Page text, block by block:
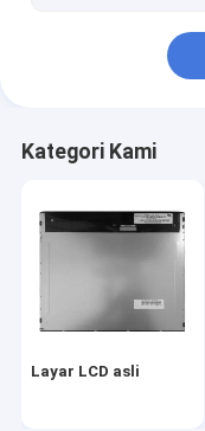
Layar Lcd Medis
Tampilan suhu
Tampilan TFT
tampilan tft
layar sentuh
Kategori Kami
Layar LCD asli